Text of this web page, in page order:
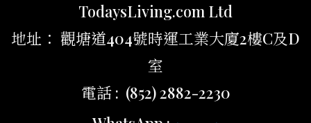
TodaysLiving.com Ltd
地址： 觀塘道404號時運工業大廈2樓C及D
室
電話 : (852) 2882-2230